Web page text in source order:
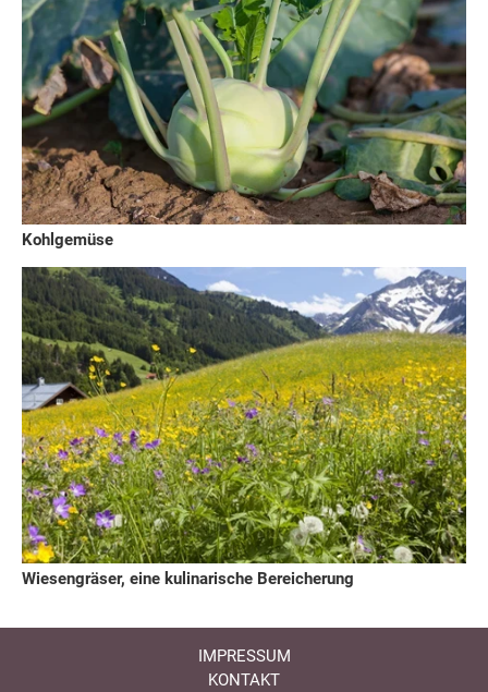
Kohlgemüse
Wiesengräser, eine kulinarische Bereicherung
IMPRESSUM
KONTAKT